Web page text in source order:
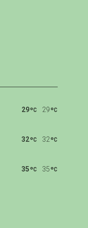
29
29
32
32
35
35